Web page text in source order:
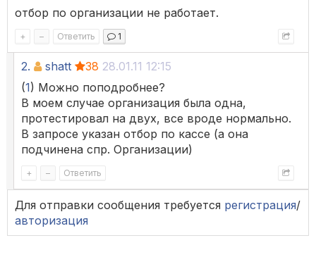
отбор по организации не работает.
+ – Ответить 1
2. shatt 38 28.01.11 12:15
(1) Можно поподробнее?
В моем случае организация была одна,
протестировал на двух, все вроде нормально.
В запросе указан отбор по кассе (а она
подчинена спр. Организации)
+ – Ответить
Для отправки сообщения требуется регистрация/
авторизация